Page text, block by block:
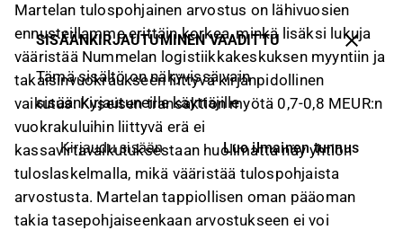
Martelan tulospohjainen arvostus on lähivuosien
ennusteillamme erittäin korkea, minkä lisäksi lukuja
vääristää Nummelan logistiikkakeskuksen myyntiin ja
takaisinvuokraukseen liittyvä kirjanpidollinen
vaikutus. Kyseisen transaktion myötä 0,7-0,8 MEUR:n
vuokrakuluihin liittyvä erä ei
kassavirtavaikutuksestaan huolimatta näy yhtiön
tuloslaskelmalla, mikä vääristää tulospohjaista
arvostusta. Martelan tappiollisen oman pääoman
takia tasepohjaiseenkaan arvostukseen ei voi
SISÄÄNKIRJAUTUMINEN VAADITTU
Tämä sisältö on näkyvissä vain
sisäänkirjautuneille käyttäjille
Kirjaudu sisään Luo ilmainen tunnus